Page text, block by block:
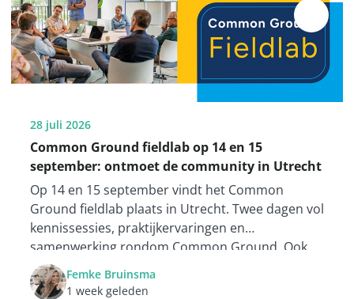
28 juli 2026
Common Ground fieldlab op 14 en 15
september: ontmoet de community in Utrecht
Op 14 en 15 september vindt het Common
Ground fieldlab plaats in Utrecht. Twee dagen vol
kennissessies, praktijkervaringen en
samenwerking rondom Common Ground. Ook
Open Webconcept is aanwezig.
Femke Bruinsma
1 week geleden